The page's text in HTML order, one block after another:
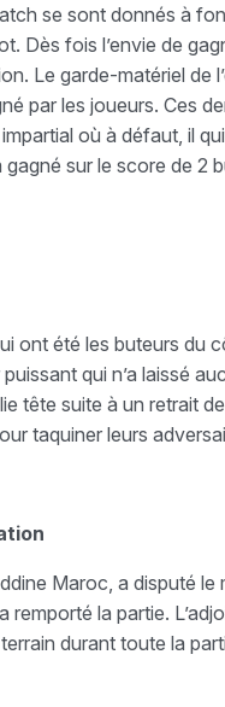
se sont donnés à
Dès fois l’envie de
Le garde-matériel
par les joueurs. Ces
où à défaut, il
gagné sur le score de 2
ont été les buteurs du
qui n’a laissé
tête suite à un retrait
taquiner leurs
Maroc, a disputé
remporté la partie.
durant toute la